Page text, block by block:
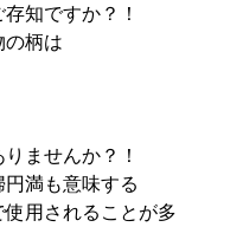
知ですか？！
の柄は
ませんか？！
満も意味する
用されることが多